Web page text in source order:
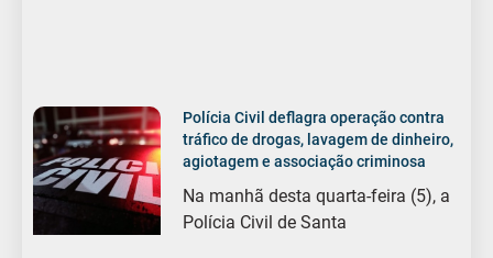
Polícia Civil deflagra operação contra
tráfico de drogas, lavagem de dinheiro,
agiotagem e associação criminosa
Na manhã desta quarta-feira (5), a
Polícia Civil de Santa